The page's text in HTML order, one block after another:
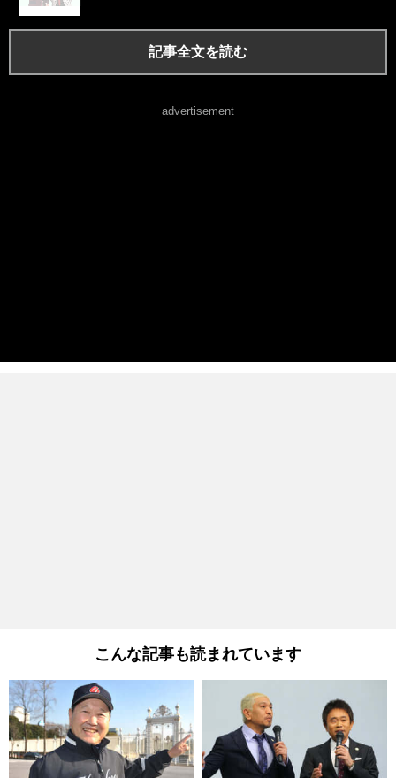
記事全文を読む
advertisement
こんな記事も読まれています